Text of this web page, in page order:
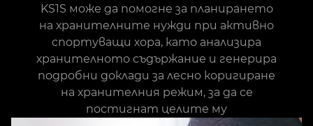
KS1S може да помогне за планирането
на хранителните нужди при активно
спортуващи хора, като анализира
хранителното съдържание и генерира
подробни доклади за лесно коригиране
на хранителния режим, за да се
постигнат целите му